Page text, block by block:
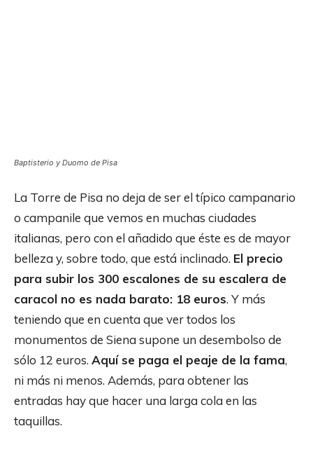
Baptisterio y Duomo de Pisa
La Torre de Pisa no deja de ser el típico campanario
o campanile que vemos en muchas ciudades
italianas, pero con el añadido que éste es de mayor
belleza y, sobre todo, que está inclinado. El precio
para subir los 300 escalones de su escalera de
caracol no es nada barato: 18 euros. Y más
teniendo que en cuenta que ver todos los
monumentos de Siena supone un desembolso de
sólo 12 euros.Aquí se paga el peaje de la fama,
ni más ni menos. Además, para obtener las
entradas hay que hacer una larga cola en las
taquillas.